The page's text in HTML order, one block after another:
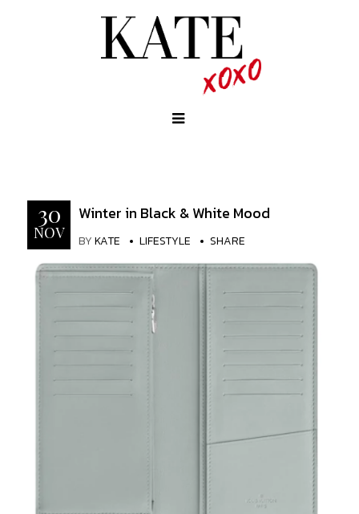
30
NOV
Winter in Black & White Mood
BYKATE LIFESTYLE SHARE